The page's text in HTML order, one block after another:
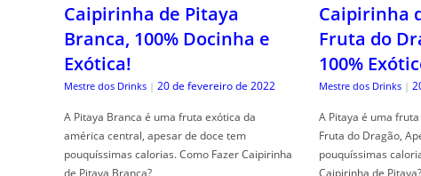
Caipirinha de Pitaya
Branca, 100% Docinha e
Exótica!
Mestre dos Drinks | 20 de fevereiro de 2022
A Pitaya Branca é uma fruta exótica da
américa central, apesar de doce tem
pouquíssimas calorias. Como Fazer Caipirinha
de Pitaya Branca?
Caipirinha
Fruta do
100%
Mestre dos Drinks |
A Pitaya é uma
Fruta do Dragão,
pouquíssimas
Caipirinha de Pitaya?